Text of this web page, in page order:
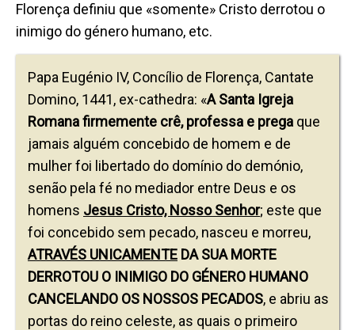
Florença definiu que «somente» Cristo derrotou o
inimigo do género humano, etc.
Papa Eugénio IV, Concílio de Florença, Cantate
Domino, 1441, ex-cathedra: «A Santa Igreja
Romana firmemente crê, professa e prega que
jamais alguém concebido de homem e de
mulher foi libertado do domínio do demónio,
senão pela fé no mediador entre Deus e os
homens Jesus Cristo, Nosso Senhor; este que
foi concebido sem pecado, nasceu e morreu,
ATRAVÉS UNICAMENTE DA SUA MORTE
DERROTOU O INIMIGO DO GÉNERO HUMANO
CANCELANDO OS NOSSOS PECADOS, e abriu as
portas do reino celeste, as quais o primeiro